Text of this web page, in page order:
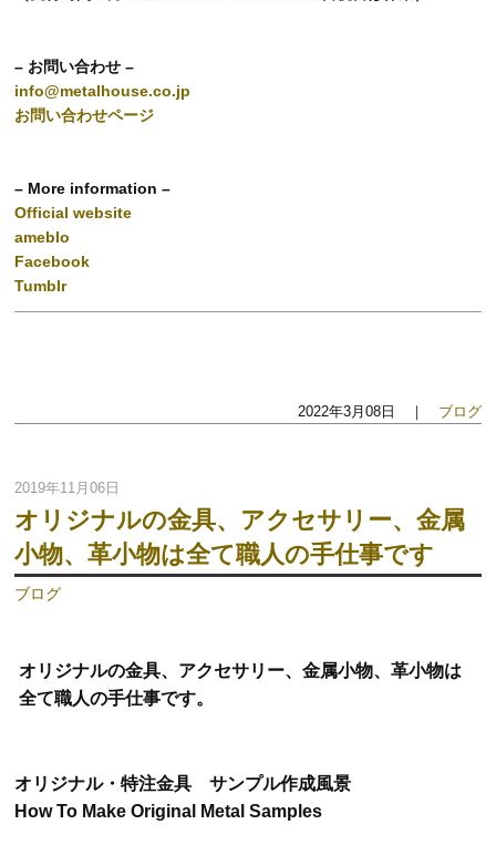
– お問い合わせ –
info@metalhouse.co.jp
お問い合わせページ
– More information –
Official website
ameblo
Facebook
Tumblr
2022年3月08日 ｜ ブログ
2019年11月06日
オリジナルの金具、アクセサリー、金属
小物、革小物は全て職人の手仕事です
ブログ
オリジナルの金具、アクセサリー、金属小物、革小物は
全て職人の手仕事です。
オリジナル・特注金具 サンプル作成風景
How To Make Original Metal Samples